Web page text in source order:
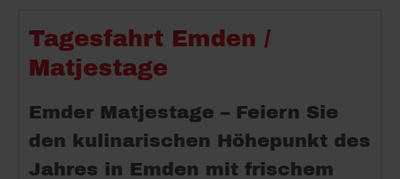
Tagesfahrt Emden /
Matjestage
Emder Matjestage – Feiern Sie
den kulinarischen Höhepunkt des
Jahres in Emden mit frischem